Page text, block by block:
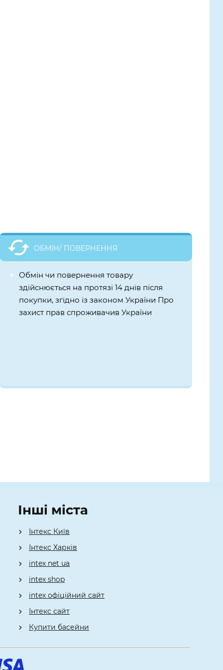
ОБМІН/ ПОВЕРНЕННЯ
Обмін чи повернення товару
здійснюється на протязі 14 днів після
покупки, згідно із законом України Про
захист прав спроживачив України
Інші міста
Інтекс Київ
​Інтекс Харків
intex net ua
intex shop
intex офіційний сайт
Інтекс сайт
Купити басейни